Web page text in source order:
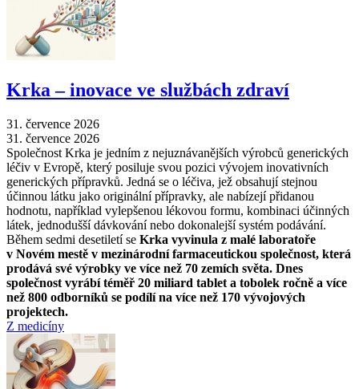
Krka –⁠ inovace ve službách zdraví
31. července 2026
31. července 2026
Společnost Krka je jedním z nejuznávanějších výrobců generických
léčiv v Evropě, který posiluje svou pozici vývojem inovativních
generických přípravků. Jedná se o léčiva, jež obsahují stejnou
účinnou látku jako originální přípravky, ale nabízejí přidanou
hodnotu, například vylepšenou lékovou formu, kombinaci účinných
látek, jednodušší dávkování nebo dokonalejší systém podávání.
Během sedmi desetiletí se Krka vyvinula z malé laboratoře
v Novém mestě v mezinárodní farmaceutickou společnost, která
prodává své výrobky ve více než 70 zemích světa. Dnes
společnost vyrábí téměř 20 miliard tablet a tobolek ročně a více
než 800 odborníků se podílí na více než 170 vývojových
projektech.
Z medicíny